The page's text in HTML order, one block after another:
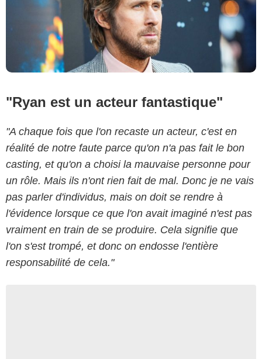
"Ryan est un acteur fantastique"
"A chaque fois que l'on recaste un acteur, c'est en
réalité de notre faute parce qu'on n'a pas fait le bon
casting, et qu'on a choisi la mauvaise personne pour
un rôle. Mais ils n'ont rien fait de mal. Donc je ne vais
pas parler d'individus, mais on doit se rendre à
l'évidence lorsque ce que l'on avait imaginé n'est pas
vraiment en train de se produire. Cela signifie que
l'on s'est trompé, et donc on endosse l'entière
responsabilité de cela."